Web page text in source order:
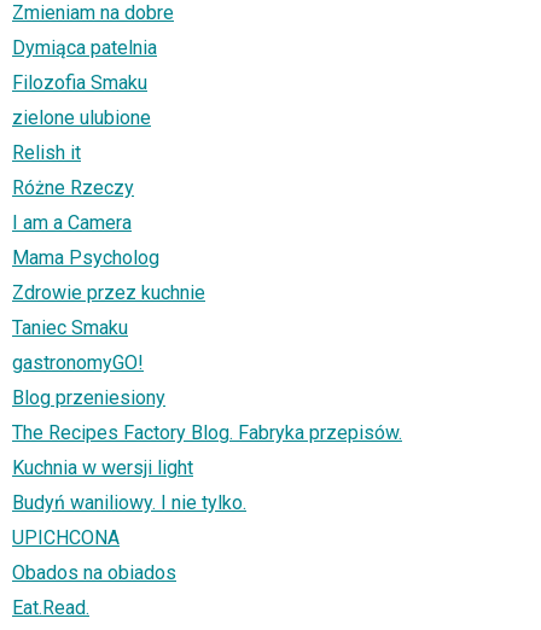
Zmieniam na dobre
Dymiąca patelnia
Filozofia Smaku
zielone ulubione
Relish it
Różne Rzeczy
I am a Camera
Mama Psycholog
Zdrowie przez kuchnie
Taniec Smaku
gastronomyGO!
Blog przeniesiony
The Recipes Factory Blog. Fabryka przepisów.
Kuchnia w wersji light
Budyń waniliowy. I nie tylko.
UPICHCONA
Obados na obiados
Eat.Read.